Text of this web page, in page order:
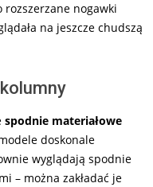
nogawki
na jeszcze chudszą
spodnie materiałowe
doskonale
wyglądają spodnie
– można zakładać je